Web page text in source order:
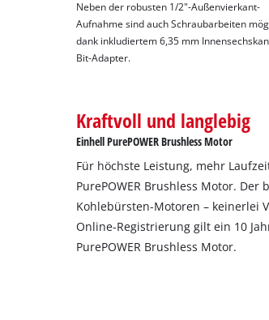
Neben der robusten 1/2"-Außenvierkant-
Aufnahme sind auch Schraubarbeiten
dank inkludiertem 6,35 mm
Bit-Adapter.
Kraftvoll und langlebig
Einhell PurePOWER Brushless Motor
Für höchste Leistung, mehr
PurePOWER Brushless Motor.
Kohlebürsten-Motoren – keinerlei
Online-Registrierung gilt ein 10
PurePOWER Brushless Motor.